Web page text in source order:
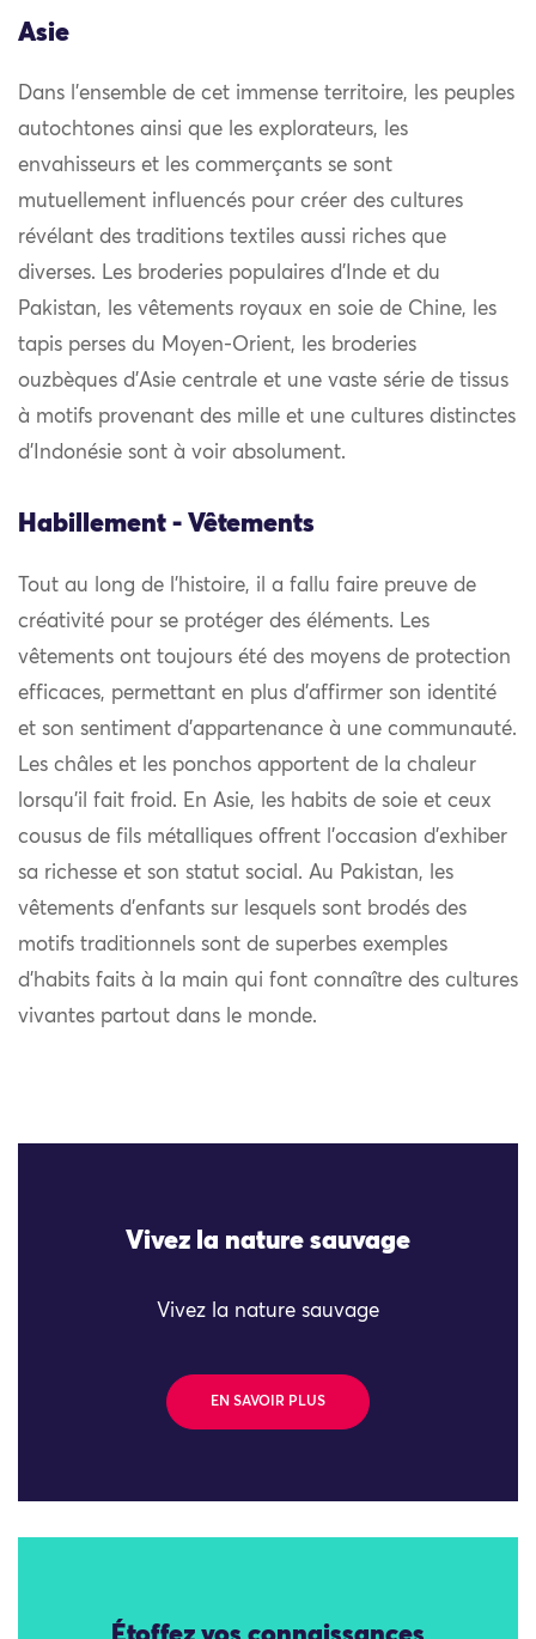
Asie
Dans l’ensemble de cet immense territoire, les peuples
autochtones ainsi que les explorateurs, les
envahisseurs et les commerçants se sont
mutuellement influencés pour créer des cultures
révélant des traditions textiles aussi riches que
diverses. Les broderies populaires d’Inde et du
Pakistan, les vêtements royaux en soie de Chine, les
tapis perses du Moyen-Orient, les broderies
ouzbèques d’Asie centrale et une vaste série de tissus
à motifs provenant des mille et une cultures distinctes
d’Indonésie sont à voir absolument.
Habillement - Vêtements
Tout au long de l’histoire, il a fallu faire preuve de
créativité pour se protéger des éléments. Les
vêtements ont toujours été des moyens de protection
efficaces, permettant en plus d’affirmer son identité
et son sentiment d’appartenance à une communauté.
Les châles et les ponchos apportent de la chaleur
lorsqu’il fait froid. En Asie, les habits de soie et ceux
cousus de fils métalliques offrent l’occasion d’exhiber
sa richesse et son statut social. Au Pakistan, les
vêtements d’enfants sur lesquels sont brodés des
motifs traditionnels sont de superbes exemples
d’habits faits à la main qui font connaître des cultures
vivantes partout dans le monde.
Vivez la nature sauvage
Vivez la nature sauvage
EN SAVOIR PLUS